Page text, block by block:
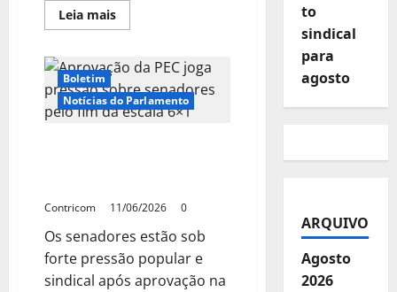
Leia maisLeia
mais
da
escala
6×1
ganha
força
apoio
e
em
declínio
Boletim
Notícias do Parlamento
Contricom 11/06/2026 0
Os senadores estão sob
forte pressão popular e
sindical após aprovação na
to
sindical
para
agosto
ARQUIVO
Agosto
2026